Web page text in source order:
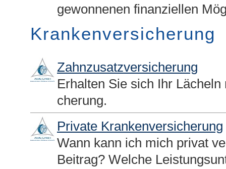
gewonnenen finanziellen
Kranken­ver­si­che­rung
Zahn­zu­satz­ver­si­che­rung
Erhalten Sie sich Ihr
che­rung.
Private Kranken­ver­si­che­rung
Wann kann ich mich privat
Beitrag? Welche